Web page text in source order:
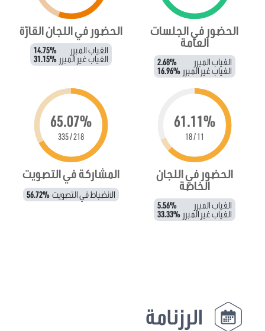
الحضور في الجلسات
العامة
الغياب المبرر 2.68%
الغياب غير المبرر 16.96%
الحضور في اللجان القارّة
الغياب المبرر 14.75%
الغياب غير المبرر 31.15%
61.11%
11 / 18
الحضور في اللجان
الخاصة
الغياب المبرر 5.56%
الغياب غير المبرر 33.33%
65.07%
218 / 335
المشاركة في التصويت
الانضباط في التصويت 56.72%
الرزنامة